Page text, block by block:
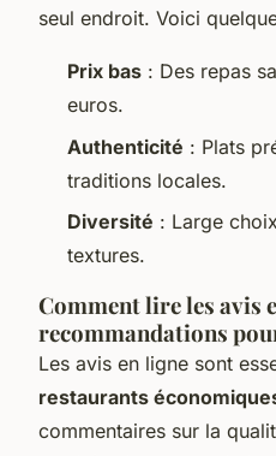
seul endroit. Voici
Prix bas : Des repas
euros.
Authenticité : Plats
traditions locales.
Diversité : Large
textures.
Comment lire les avis
recommandations
Les avis en ligne sont
restaurants
commentaires sur la